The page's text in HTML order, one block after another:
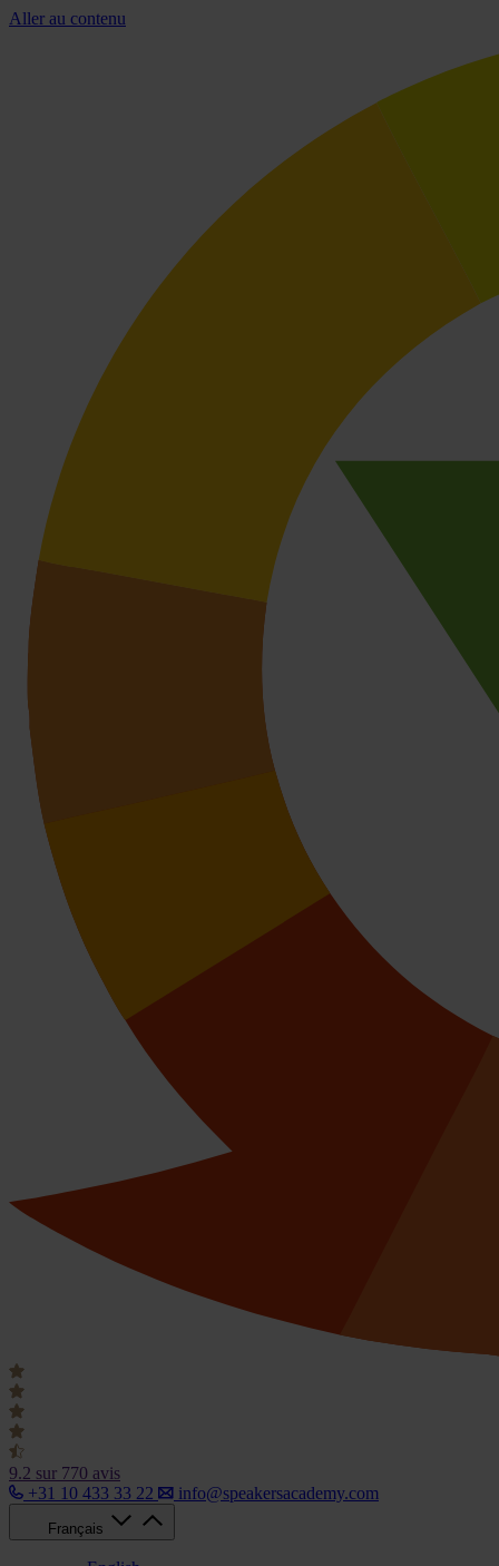
Aller au contenu
9.2 sur 770 avis
+31 10 433 33 22
info@speakersacademy.com
Français